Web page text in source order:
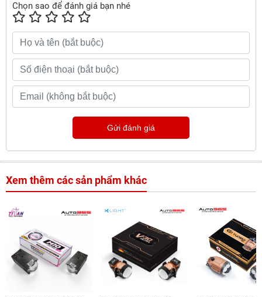
Chọn sao để đánh giá bạn nhé
Gửi đánh giá
Xem thêm các sản phẩm khác